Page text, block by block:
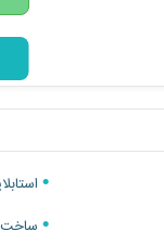
ساخت